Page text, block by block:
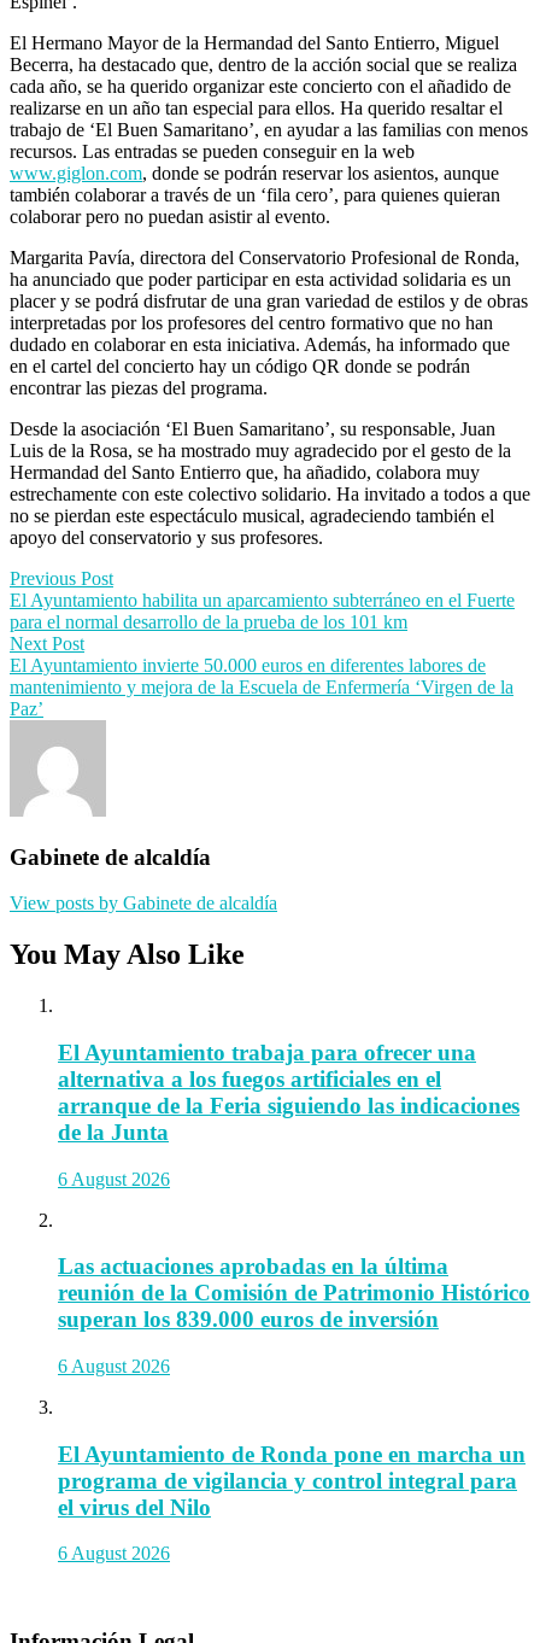
El Hermano Mayor de la Hermandad del Santo Entierro, Miguel
Becerra, ha destacado que, dentro de la acción social que se realiza
cada año, se ha querido organizar este concierto con el añadido de
realizarse en un año tan especial para ellos. Ha querido resaltar el
trabajo de ‘El Buen Samaritano’, en ayudar a las familias con menos
recursos. Las entradas se pueden conseguir en la web
www.giglon.com, donde se podrán reservar los asientos, aunque
también colaborar a través de un ‘fila cero’, para quienes quieran
colaborar pero no puedan asistir al evento.
Margarita Pavía, directora del Conservatorio Profesional de Ronda,
ha anunciado que poder participar en esta actividad solidaria es un
placer y se podrá disfrutar de una gran variedad de estilos y de obras
interpretadas por los profesores del centro formativo que no han
dudado en colaborar en esta iniciativa. Además, ha informado que
en el cartel del concierto hay un código QR donde se podrán
encontrar las piezas del programa.
Desde la asociación ‘El Buen Samaritano’, su responsable, Juan
Luis de la Rosa, se ha mostrado muy agradecido por el gesto de la
Hermandad del Santo Entierro que, ha añadido, colabora muy
estrechamente con este colectivo solidario. Ha invitado a todos a que
no se pierdan este espectáculo musical, agradeciendo también el
apoyo del conservatorio y sus profesores.
Post
navigation
Previous Post
El Ayuntamiento habilita un aparcamiento subterráneo en el Fuerte
para el normal desarrollo de la prueba de los 101 km
Next Post
El Ayuntamiento invierte 50.000 euros en diferentes labores de
mantenimiento y mejora de la Escuela de Enfermería ‘Virgen de la
Paz’
Gabinete de alcaldía
View posts by Gabinete de alcaldía
You May Also Like
El Ayuntamiento trabaja para ofrecer una
alternativa a los fuegos artificiales en el
arranque de la Feria siguiendo las indicaciones
de la Junta
6 August 2026
Las actuaciones aprobadas en la última
reunión de la Comisión de Patrimonio Histórico
superan los 839.000 euros de inversión
6 August 2026
El Ayuntamiento de Ronda pone en marcha un
programa de vigilancia y control integral para
el virus del Nilo
6 August 2026